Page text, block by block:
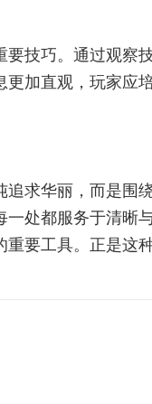
要技巧。通过观察
加直观，玩家应
追求华丽，而是围
处都服务于清晰
要工具。正是这